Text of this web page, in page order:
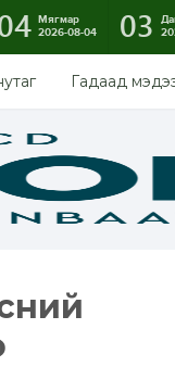
Мягмар
2026-08-04
03
Гадаад